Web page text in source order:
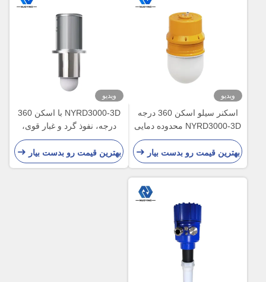
ویدیو
اسکنر سیلو اسکن 360 درجه
NYRD3000-3D محدوده دمایی
گسترده - 40 ℃ تا 85 ℃
بهترین قیمت رو بدست بیار
ویدیو
NYRD3000-3D با اسکن 360
درجه، نفوذ گرد و غبار قوی،
دقت حجم ± 0.5٪
بهترین قیمت رو بدست بیار